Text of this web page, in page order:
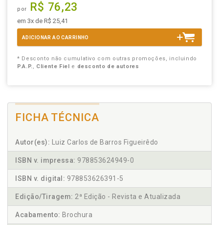
por R$ 76,23
em 3x de R$ 25,41
ADICIONAR AO CARRINHO
* Desconto não cumulativo com outras promoções, incluindo
P.A.P., Cliente Fiel e desconto de autores
FICHA TÉCNICA
Autor(es): Luiz Carlos de Barros Figueirêdo
ISBN v. impressa: 978853624949-0
ISBN v. digital: 978853626391-5
Edição/Tiragem: 2ª Edição - Revista e Atualizada
Acabamento: Brochura